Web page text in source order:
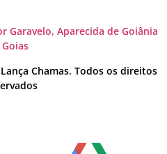
Garavelo, Aparecida de Goiânia
Goias
Chamas. Todos os direitos